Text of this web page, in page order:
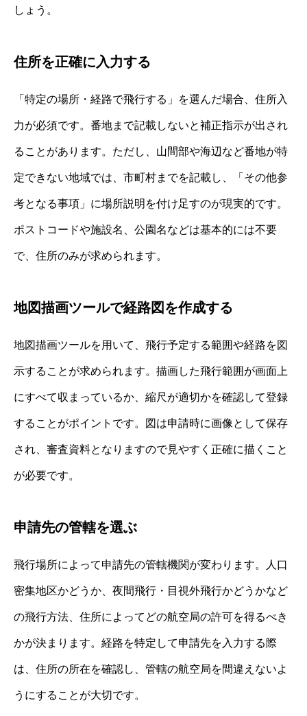
しょう。
住所を正確に入力する
「特定の場所・経路で飛行する」を選んだ場合、住所入
力が必須です。番地まで記載しないと補正指示が出され
ることがあります。ただし、山間部や海辺など番地が特
定できない地域では、市町村までを記載し、「その他参
考となる事項」に場所説明を付け足すのが現実的です。
ポストコードや施設名、公園名などは基本的には不要
で、住所のみが求められます。
地図描画ツールで経路図を作成する
地図描画ツールを用いて、飛行予定する範囲や経路を図
示することが求められます。描画した飛行範囲が画面上
にすべて収まっているか、縮尺が適切かを確認して登録
することがポイントです。図は申請時に画像として保存
され、審査資料となりますので見やすく正確に描くこと
が必要です。
申請先の管轄を選ぶ
飛行場所によって申請先の管轄機関が変わります。人口
密集地区かどうか、夜間飛行・目視外飛行かどうかなど
の飛行方法、住所によってどの航空局の許可を得るべき
かが決まります。経路を特定して申請先を入力する際
は、住所の所在を確認し、管轄の航空局を間違えないよ
うにすることが大切です。